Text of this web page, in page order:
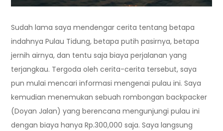
Sudah lama saya mendengar cerita tentang betapa
indahnya Pulau Tidung, betapa putih pasirnya, betapa
jernih airnya, dan tentu saja biaya perjalanan yang
terjangkau. Tergoda oleh cerita-cerita tersebut, saya
pun mulai mencari informasi mengenai pulau ini. Saya
kemudian menemukan sebuah rombongan backpacker
(Doyan Jalan) yang berencana mengunjungi pulau ini
dengan biaya hanya Rp.300,000 saja. Saya langsung